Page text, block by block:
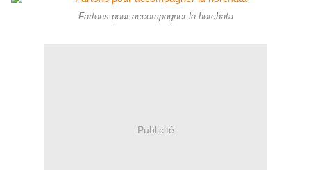
Fartons pour accompagner la horchata
Publicité